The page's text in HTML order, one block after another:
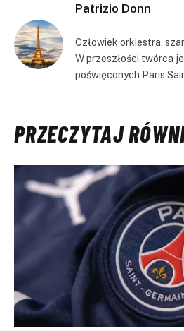
Patrizio Donn
Człowiek orkiestra,
W przeszłości twórca
poświęconych Paris
PRZECZYTAJ